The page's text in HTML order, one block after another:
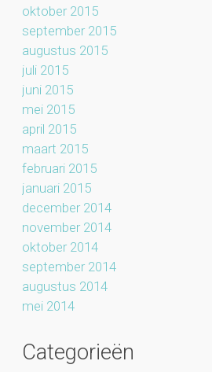
oktober 2015
september 2015
augustus 2015
juli 2015
juni 2015
mei 2015
april 2015
maart 2015
februari 2015
januari 2015
december 2014
november 2014
oktober 2014
september 2014
augustus 2014
mei 2014
Categorieën